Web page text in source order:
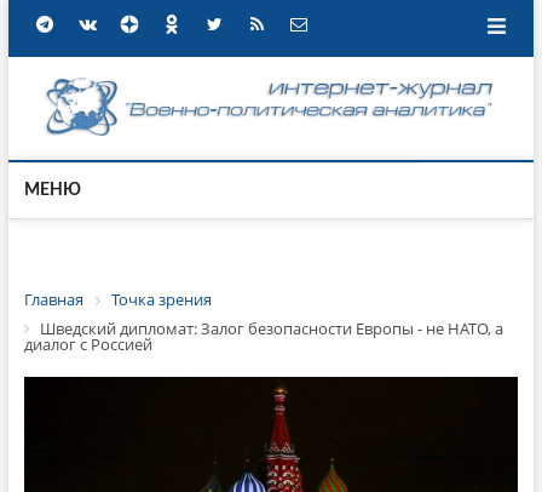
МЕНЮ
Главная
Точка зрения
Шведский дипломат: Залог безопасности Европы - не НАТО, а
диалог с Россией